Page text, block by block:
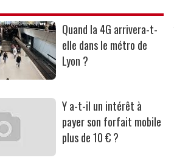
Quand la 4G arrivera-t-
elle dans le métro de
Lyon ?
Y a-t-il un intérêt à
payer son forfait mobile
plus de 10 € ?